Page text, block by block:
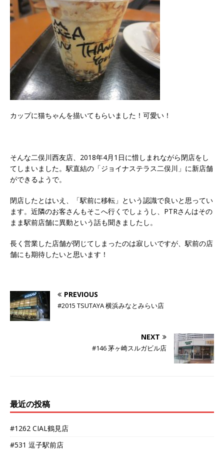
カップに猫ちゃんを描いてもらいました！可愛い！
そんな二俣川西友店、2018年4月1日に惜しまれながら閉店をし
てしまいました。駅直結の「ジョイナステラス二俣川」に新店舗
ができるようで。
閉店したとはいえ、「駅前に移転」という認識で良いと思ってい
ます。近隣のお客さんもそこへ行くでしょうし、PTRさんはその
まま駅前店舗に異動という話も聞きましたし。
長く営業した店舗が閉じてしまったのは寂しいですが、駅前の店
舗にも期待したいと思います！
PREVIOUS
#2015 TSUTAYA 横浜みなとみらい店
NEXT
#146 茅ヶ崎スルガビル店
最近の投稿
#1262 CIAL鶴見店
#531 逗子駅前店